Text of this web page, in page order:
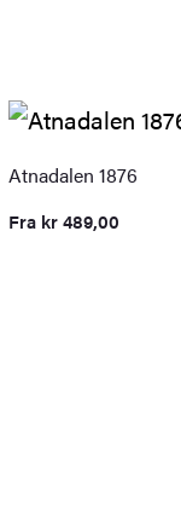
Atnadalen 1876
Fra kr489,00